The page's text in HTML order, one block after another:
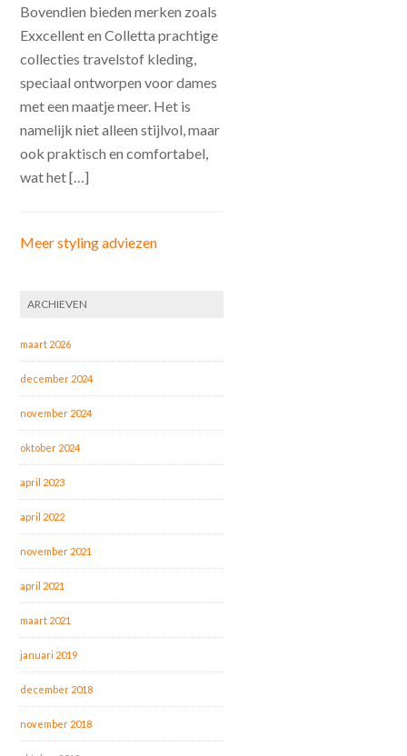
Bovendien bieden merken zoals
Exxcellent en Colletta prachtige
collecties travelstof kleding,
speciaal ontworpen voor dames
met een maatje meer. Het is
namelijk niet alleen stijlvol, maar
ook praktisch en comfortabel,
wat het […]
Meer styling adviezen
ARCHIEVEN
maart 2026
december 2024
november 2024
oktober 2024
april 2023
april 2022
november 2021
april 2021
maart 2021
januari 2019
december 2018
november 2018